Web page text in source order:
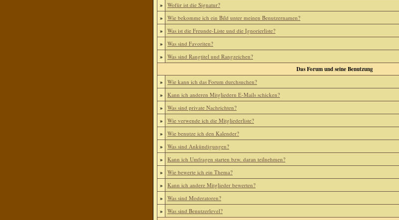
» Wofür ist die Signatur?
» Wie bekomme ich ein Bild unter meinen Benutzernamen?
» Was ist die Freunde-Liste und die Ignorierliste?
» Was sind Favoriten?
» Was sind Rangtitel und Rangzeichen?
Das Forum und seine Benutzung
»
Wie kann ich das Forum durchsuchen?
» Kann ich anderen Mitgliedern E-Mails schicken?
» Was sind private Nachrichten?
» Wie verwende ich die Mitgliederliste?
» Wie benutze ich den Kalender?
» Was sind Ankündigungen?
» Kann ich Umfragen starten bzw. daran teilnehmen?
» Wie bewerte ich ein Thema?
» Kann ich andere Mitglieder bewerten?
» Was sind Moderatoren?
» Was sind Benutzerlevel?